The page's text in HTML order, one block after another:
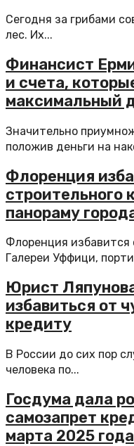
Сегодня за грибами
лес. Их...
Финансист
и счета,
максимальный
Значительно
положив деньги на
Флоренция
строительного
панораму
Флоренция избавится
Галереи Уффици,
Юрист
избавиться от
кредиту
В России до сих пор
человека по...
Госдума дала
самозапрет
марта 2025 года